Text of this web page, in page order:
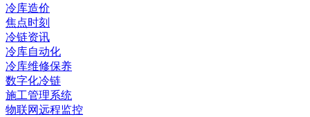
冷库造价
焦点时刻
冷链资讯
冷库自动化
冷库维修保养
数字化冷链
施工管理系统
物联网远程监控